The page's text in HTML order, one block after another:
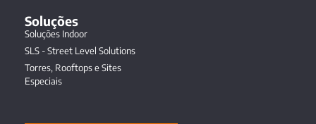
Soluções
Soluções Indoor
SLS - Street Level Solutions
Torres, Rooftops e Sites
Especiais